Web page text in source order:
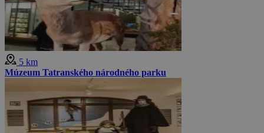
5 km
Múzeum Tatranského národného parku